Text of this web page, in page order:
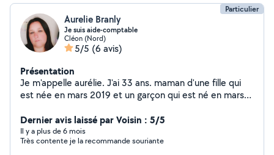
Particulier
Aurelie Branly
Je suis aide-comptable
Cléon (Nord)
5/5 (6 avis)
Présentation
Je m'appelle aurélie. J'ai 33 ans. maman d'une fille qui
est née en mars 2019 et un garçon qui est né en mars
chien ) ou promener vos loulous. Je suis en
appartement avec balcon. Mais proposez des sorties en
forêt. - Faire vos courses ou bien vos accompagner faire
Dernier avis laissé par Voisin : 5/5
Il y a plus de 6 mois
Très contente je la recommande souriante